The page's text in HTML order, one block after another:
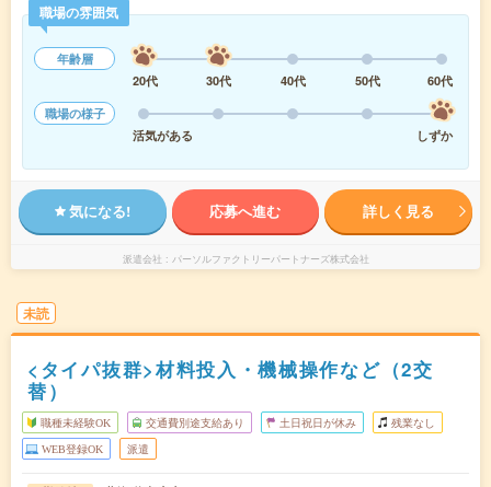
職場の雰囲気
年齢層
20代
30代 40代 50代
60代
職場の様子
活気がある
しずか
気になる! 応募へ進む 詳しく見る
派遣会社 パーソルファクトリーパートナーズ株式会社
未読
<タイパ抜群>材料投入・機械操作など（2交
替）
職種未経験OK 交通費別途支給あり 土日祝日が休み 残業なし
WEB登録OK 派遣